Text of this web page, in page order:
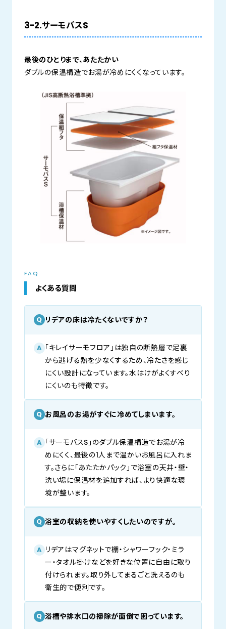
3-2.サーモバスS
最後のひとりまで、あたたかい
ダブルの保温構造でお湯が冷めにくくなっています。
FAQ
よくある質問
Q リデアの床は冷たくないですか？
A 「キレイサーモフロア」は独自の断熱層で足裏
から逃げる熱を少なくするため、冷たさを感じ
にくい設計になっています。水はけがよくすべり
にくいのも特徴です。
Q お風呂のお湯がすぐに冷めてしまいます。
A 「サーモバスS」のダブル保温構造でお湯が冷
めにくく、最後の1人まで温かいお風呂に入れま
す。さらに「あたたかパック」で浴室の天井・壁・
洗い場に保温材を追加すれば、より快適な環
境が整います。
Q 浴室の収納を使いやすくしたいのですが。
A リデアはマグネットで棚・シャワーフック・ミラ
ー・タオル掛けなどを好きな位置に自由に取り
付けられます。取り外してまるごと洗えるのも
衛生的で便利です。
Q 浴槽や排水口の掃除が面倒で困っています。